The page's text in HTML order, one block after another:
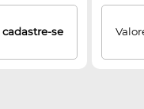
cadastre-se